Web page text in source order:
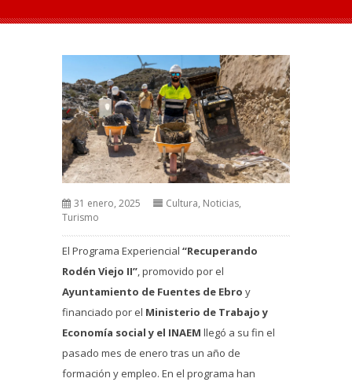
31 enero, 2025 Cultura, Noticias,
Turismo
El Programa Experiencial “Recuperando
Rodén Viejo II”, promovido por el
Ayuntamiento de Fuentes de Ebro y
financiado por el Ministerio de Trabajo y
Economía social y el INAEM llegó a su fin el
pasado mes de enero tras un año de
formación y empleo. En el programa han